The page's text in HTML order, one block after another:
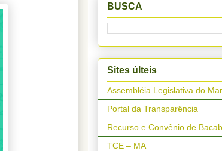
BUSCA
Sites últeis
Assembléia Legislativa do
Portal da Transparência
Recurso e Convênio de
TCE – MA